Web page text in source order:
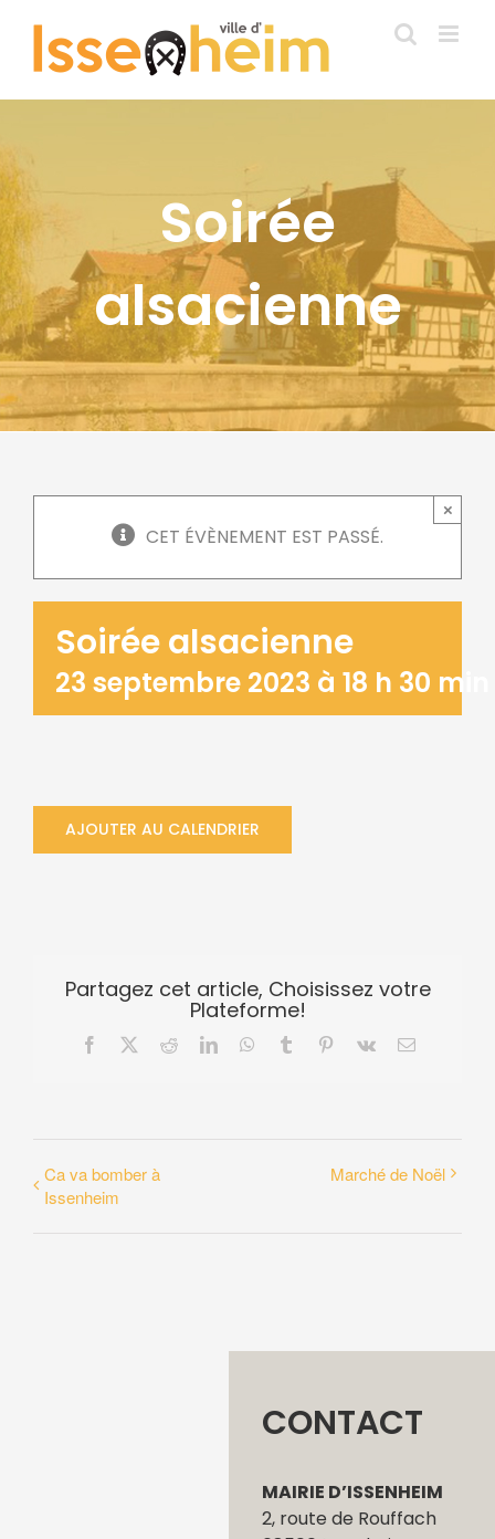
contenu
Soirée
alsacienne
CET ÉVÈNEMENT EST PASSÉ.
×
Soirée alsacienne
23 septembre 2023 à 18 h 30 min
AJOUTER AU CALENDRIER
Partagez cet article, Choisissez votre
Plateforme!
Facebook RedditLinkedInWhatsApp
Tumblr Pinterest
Vk Email
Ca va bomber à
Issenheim
Marché de Noël
CONTACT
MAIRIE D’ISSENHEIM
2, route de Rouffach